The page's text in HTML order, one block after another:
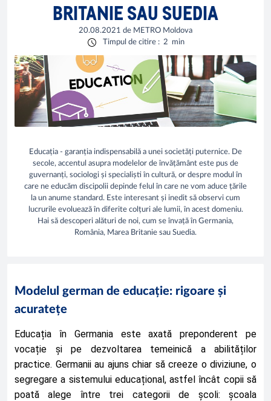
BRITANIE SAU SUEDIA
20.08.2021 de METRO Moldova
Timpul de citire : 2 min
Educația - garanția indispensabilă a unei societăți puternice. De
secole, accentul asupra modelelor de învățământ este pus de
guvernanți, sociologi și specialiști în cultură, or despre modul în
care ne educăm discipolii depinde felul în care ne vom aduce țările
la un anume standard. Este interesant și inedit să observi cum
lucrurile evoluează în diferite colțuri ale lumii, în acest domeniu.
Hai să descoperi alături de noi, cum se învață în Germania,
România, Marea Britanie sau Suedia.
Modelul german de educație: rigoare și
acuratețe
Educația în Germania este axată preponderent pe
vocație și pe dezvoltarea temeinică a abilităților
practice. Germanii au ajuns chiar să creeze o diviziune, o
segregare a sistemului educațional, astfel încât copii să
poată alege între trei categorii de școli: școala